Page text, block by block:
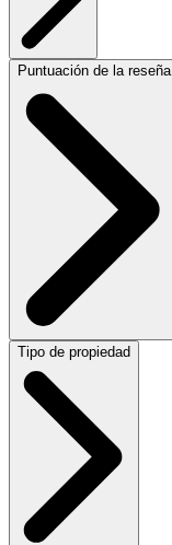
Puntuación de la reseña
Tipo de propiedad